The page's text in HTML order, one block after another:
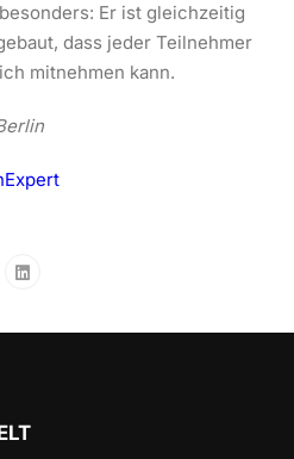
Er ist gleichzeitig
dass jeder Teilnehmer
mitnehmen kann.